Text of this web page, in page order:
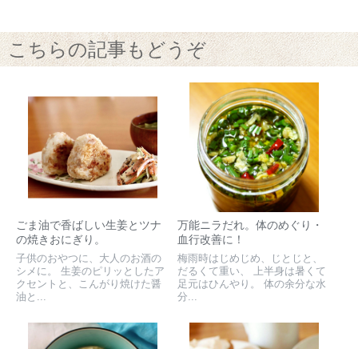
こちらの記事もどうぞ
ごま油で香ばしい生姜とツナ
の焼きおにぎり。
子供のおやつに、大人のお酒の
シメに。 生姜のピリッとしたア
クセントと、こんがり焼けた醤
油と...
万能ニラだれ。体のめぐり・
血行改善に！
梅雨時はじめじめ、じとじと、
だるくて重い、 上半身は暑くて
足元はひんやり。 体の余分な水
分...